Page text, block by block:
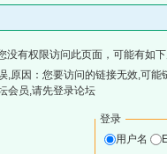
没有权限访问此页面，可能有如
,原因：您要访问的链接无效,可能
会员,请先登录论坛
登录
用户名